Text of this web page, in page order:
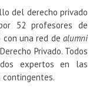
del derecho privado
52 profesores de
con una red dealumni
Privado. Todos
expertos en las
contingentes.